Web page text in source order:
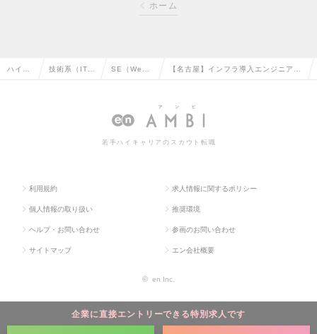
ホーム
企業に直接エントリーできる特別求人です
ハイク 技術系（IT・ SE（We
ン系）の転
【名古屋】インフラ導入エンジニア
流工程への対応～の求人情報
若手ハイキャリアのスカウト転職
利用規約 求人情報に関するポリシー
個人情報の取り扱い 推奨環境
ヘルプ・お問い合わせ 参画のお問い合わせ
サイトマップ エン会社概要
© en Inc.